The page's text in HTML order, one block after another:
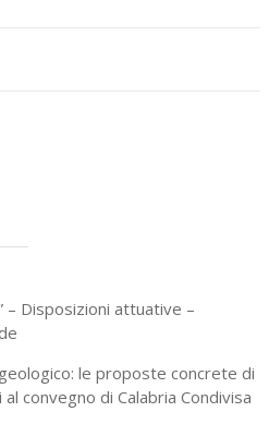
– Disposizioni attuative –
le proposte concrete di
convegno di Calabria Condivisa